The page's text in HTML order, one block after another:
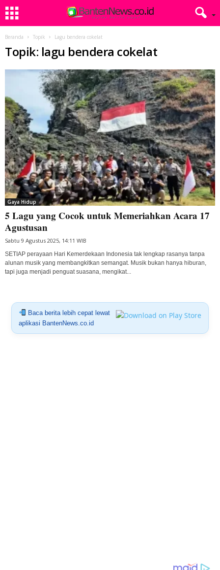
Beranda Topik Lagu bendera cokelat
Topik: lagu bendera cokelat
Gaya Hidup
5 Lagu yang Cocok untuk Memeriahkan Acara 17
Agustusan
Sabtu 9 Agustus 2025, 14:11 WIB
SETIAP perayaan Hari Kemerdekaan Indonesia tak lengkap rasanya tanpa
alunan musik yang membangkitkan semangat. Musik bukan hanya hiburan,
tapi juga menjadi penguat suasana, mengikat...
Baca berita lebih cepat lewat
aplikasi BantenNews.co.id